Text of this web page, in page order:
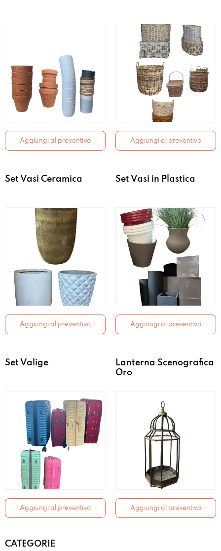
Aggiungi al preventivo Aggiungi al preventivo
Set Vasi Ceramica
Aggiungi al preventivo
Set Vasi in Plastica
Aggiungi al preventivo
Set Valige
Aggiungi al preventivo
Lanterna Scenografica
Oro
Aggiungi al preventivo
CATEGORIE